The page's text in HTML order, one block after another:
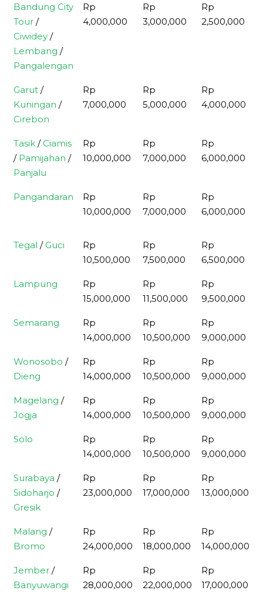
Bandung City
Tour /
Ciwidey /
Lembang /
Pangalengan
Rp
4,000,000
Rp
3,000,000
Rp
2,500,000
Garut /
Kuningan /
Cirebon
Rp
7,000,000
Rp
5,000,000
Rp
4,000,000
Tasik / Ciamis
/ Pamijahan /
Panjalu
Rp
10,000,000
Rp
7,000,000
Rp
6,000,000
Pangandaran
Rp
10,000,000
Rp
7,000,000
Rp
6,000,000
Tegal / Guci
Rp
10,500,000
Rp
7,500,000
Rp
6,500,000
Lampung
Rp
15,000,000
Rp
11,500,000
Rp
9,500,000
Semarang
Rp
14,000,000
Rp
10,500,000
Rp
9,000,000
Wonosobo /
Dieng
Rp
14,000,000
Rp
10,500,000
Rp
9,000,000
Magelang /
Jogja
Rp
14,000,000
Rp
10,500,000
Rp
9,000,000
Solo
Rp
14,000,000
Rp
10,500,000
Rp
9,000,000
Surabaya /
Sidoharjo /
Gresik
Rp
23,000,000
Rp
17,000,000
Rp
13,000,000
Malang /
Bromo
Rp
24,000,000
Rp
18,000,000
Rp
14,000,000
Jember /
Banyuwangi
Rp
28,000,000
Rp
22,000,000
Rp
17,000,000